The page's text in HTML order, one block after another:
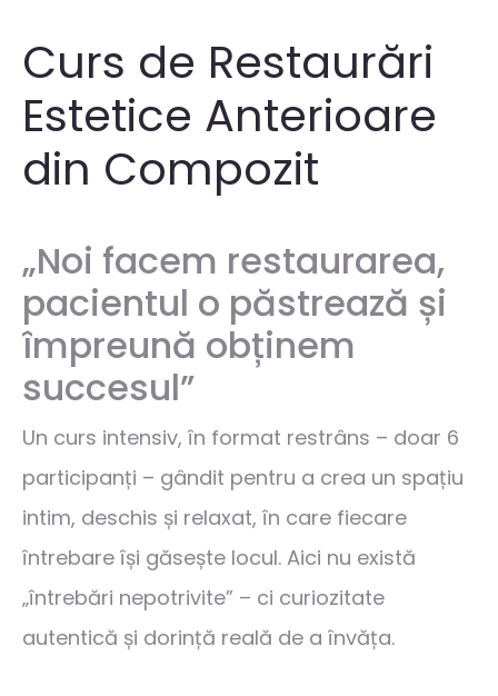
Curs de Restaurări
Estetice Anterioare
din Compozit
„Noi facem restaurarea,
pacientul o păstrează și
împreună obținem
succesul”
Un curs intensiv, în format restrâns – doar 6
participanți – gândit pentru a crea un spațiu
intim, deschis și relaxat, în care fiecare
întrebare își găsește locul. Aici nu există
„întrebări nepotrivite” – ci curiozitate
autentică și dorință reală de a învăța.